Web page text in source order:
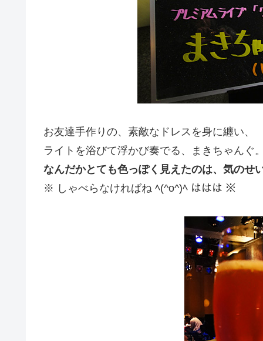
お友達手作りの、素敵なドレスを身に纏い、
ライトを浴びて浮かび奏でる、まきちゃんぐ
なんだかとても色っぽく見えたのは、気のせ
※ しゃべらなければね ﾍ(^o^)ﾍ ははは ※